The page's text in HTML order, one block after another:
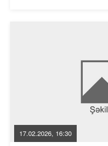
17.02.2026, 16:30